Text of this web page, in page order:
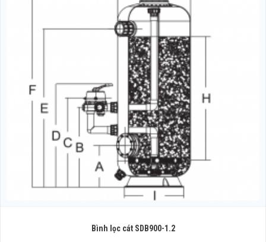
Bình lọc cát SDB900-1.2